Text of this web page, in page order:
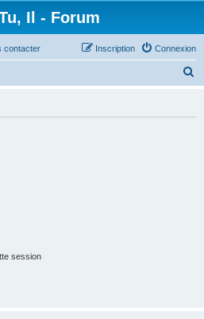
Il - Forum
contacter Connexion
Inscription
session